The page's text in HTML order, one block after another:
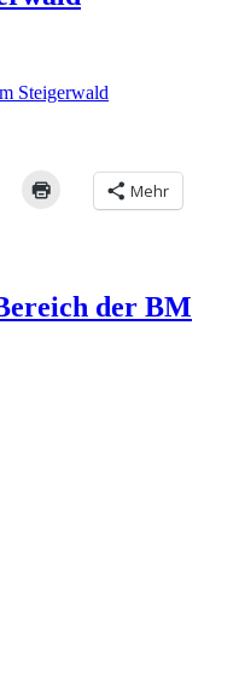
Steigerwald
Mehr
der BM